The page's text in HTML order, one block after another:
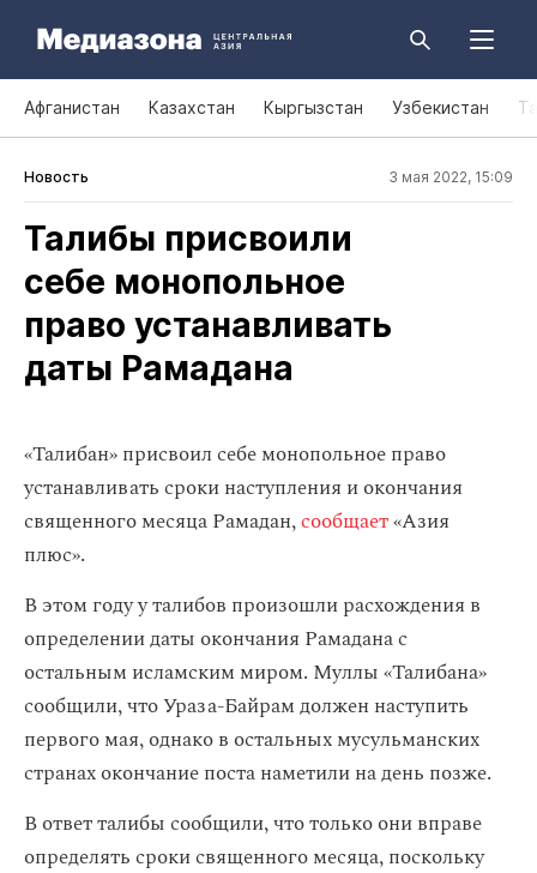
Афганистан Казахстан Кыргызстан Узбекистан
Новость 3 мая 2022, 15:09
Талибы присвоили
себе монопольное
право устанавливать
даты Рамадана
«Талибан» присвоил себе монопольное право
устанавливать сроки наступления и окончания
священного месяца Рамадан,сообщает«Азия
плюс».
В этом году у талибов произошли расхождения в
определении даты окончания Рамадана с
остальным исламским миром. Муллы «Талибана»
сообщили, что Ураза-Байрам должен наступить
первого мая, однако в остальных мусульманских
странах окончание поста наметили на день позже.
В ответ талибы сообщили, что только они вправе
определять сроки священного месяца, поскольку